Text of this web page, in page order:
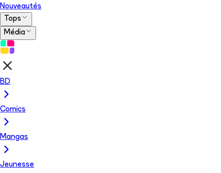
Nouveautés
Tops
Média
BD
Comics
Mangas
Jeunesse